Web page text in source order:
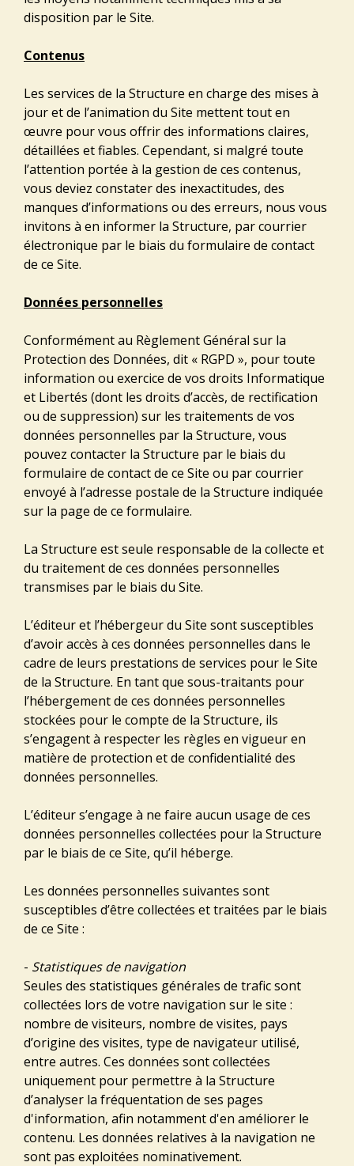
disposition par le Site.
Contenus
Les services de la Structure en charge des mises à
jour et de l’animation du Site mettent tout en
œuvre pour vous offrir des informations claires,
détaillées et fiables. Cependant, si malgré toute
l’attention portée à la gestion de ces contenus,
vous deviez constater des inexactitudes, des
manques d’informations ou des erreurs, nous vous
invitons à en informer la Structure, par courrier
électronique par le biais du formulaire de contact
de ce Site.
Données personnelles
Conformément au Règlement Général sur la
Protection des Données, dit « RGPD », pour toute
information ou exercice de vos droits Informatique
et Libertés (dont les droits d’accès, de rectification
ou de suppression) sur les traitements de vos
données personnelles par la Structure, vous
pouvez contacter la Structure par le biais du
formulaire de contact de ce Site ou par courrier
envoyé à l’adresse postale de la Structure indiquée
sur la page de ce formulaire.
La Structure est seule responsable de la collecte et
du traitement de ces données personnelles
transmises par le biais du Site.
L’éditeur et l’hébergeur du Site sont susceptibles
d’avoir accès à ces données personnelles dans le
cadre de leurs prestations de services pour le Site
de la Structure. En tant que sous-traitants pour
l’hébergement de ces données personnelles
stockées pour le compte de la Structure, ils
s’engagent à respecter les règles en vigueur en
matière de protection et de confidentialité des
données personnelles.
L’éditeur s’engage à ne faire aucun usage de ces
données personnelles collectées pour la Structure
par le biais de ce Site, qu’il héberge.
Les données personnelles suivantes sont
susceptibles d’être collectées et traitées par le biais
de ce Site :
- Statistiques de navigation
Seules des statistiques générales de trafic sont
collectées lors de votre navigation sur le site :
nombre de visiteurs, nombre de visites, pays
d’origine des visites, type de navigateur utilisé,
entre autres. Ces données sont collectées
uniquement pour permettre à la Structure
d’analyser la fréquentation de ses pages
d'information, afin notamment d'en améliorer le
contenu. Les données relatives à la navigation ne
sont pas exploitées nominativement.